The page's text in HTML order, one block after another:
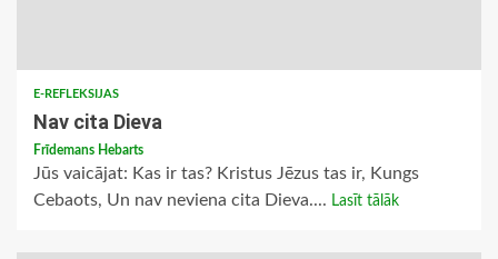
E-REFLEKSIJAS
Nav cita Dieva
Frīdemans Hebarts
Jūs vaicājat: Kas ir tas? Kristus Jēzus tas ir, Kungs
Cebaots, Un nav neviena cita Dieva.... Lasīt tālāk